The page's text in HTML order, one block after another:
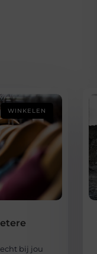
WINKELEN
bij jou